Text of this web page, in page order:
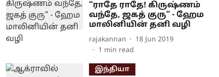
“ராதே ராதே! கிருஷ்ணம்
வந்தே, ஜகத் குரு” - ஹேம
மாலினியின் தனி வழி
rajakannan
18 Jun 2019
1 min read
இந்தியா